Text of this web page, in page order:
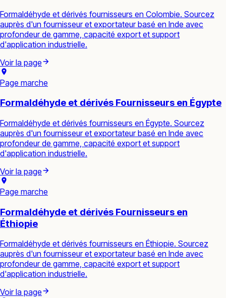
Formaldéhyde et dérivés fournisseurs en Colombie. Sourcez
auprès d'un fournisseur et exportateur basé en Inde avec
profondeur de gamme, capacité export et support
d'application industrielle.
Voir la page
Page marche
Formaldéhyde et dérivés Fournisseurs en Égypte
Formaldéhyde et dérivés fournisseurs en Égypte. Sourcez
auprès d'un fournisseur et exportateur basé en Inde avec
profondeur de gamme, capacité export et support
d'application industrielle.
Voir la page
Page marche
Formaldéhyde et dérivés Fournisseurs en
Éthiopie
Formaldéhyde et dérivés fournisseurs en Éthiopie. Sourcez
auprès d'un fournisseur et exportateur basé en Inde avec
profondeur de gamme, capacité export et support
d'application industrielle.
Voir la page